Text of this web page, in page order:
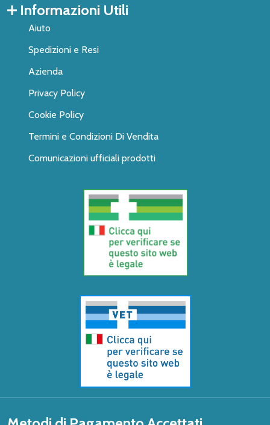
Informazioni Utili
Aiuto
Spedizioni e Resi
Azienda
Privacy Policy
Cookie Policy
Termini e Condizioni Di Vendita
Comunicazioni ufficiali prodotti